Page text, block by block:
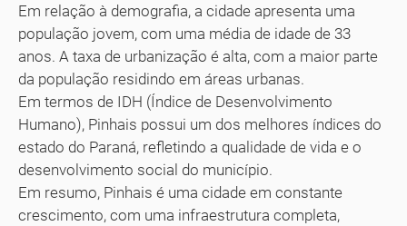
Em relação à demografia, a cidade apresenta uma
população jovem, com uma média de idade de 33
anos. A taxa de urbanização é alta, com a maior parte
da população residindo em áreas urbanas.
Em termos de IDH (Índice de Desenvolvimento
Humano), Pinhais possui um dos melhores índices do
estado do Paraná, refletindo a qualidade de vida e o
desenvolvimento social do município.
Em resumo, Pinhais é uma cidade em constante
crescimento, com uma infraestrutura completa,